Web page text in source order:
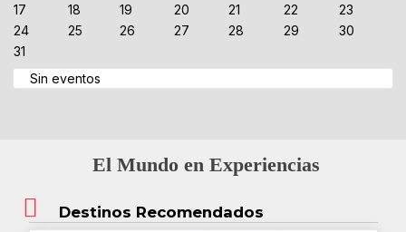
17
18 19 20 21 22
23
24
25 26 27 28 29
30
31
Sin eventos
El Mundo en Experiencias
Destinos Recomendados